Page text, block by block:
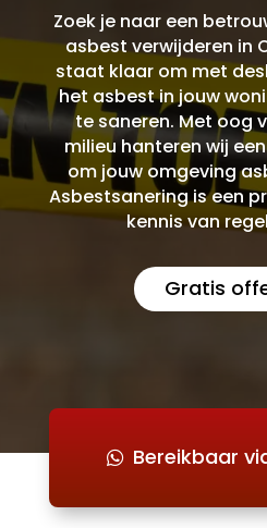
Zoek je naar een
asbest verwijderen in
staat klaar om met
het asbest in jouw
te saneren. Met oog
milieu hanteren wij
om jouw omgeving
Asbestsanering is een
kennis van
Gratis
Bereikbaar